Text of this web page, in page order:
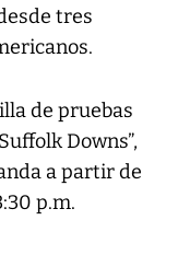
tres
de pruebas
Downs”,
a partir de
p.m.